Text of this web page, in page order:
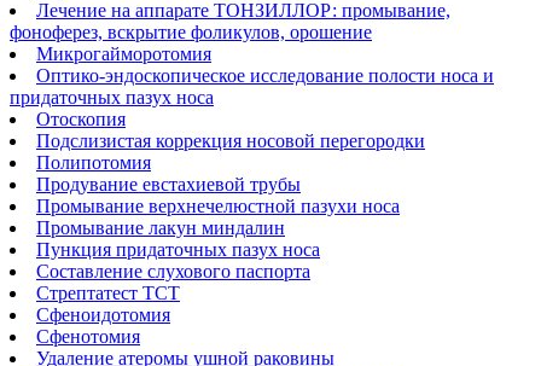
Лечение на аппарате ТОНЗИЛЛОР: промывание,
фоноферез, вскрытие фоликулов, орошение
Микрогайморотомия
Оптико-эндоскопическое исследование полости носа и
придаточных пазух носа
Отоскопия
Подслизистая коррекция носовой перегородки
Полипотомия
Продувание евстахиевой трубы
Промывание верхнечелюстной пазухи носа
Промывание лакун миндалин
Пункция придаточных пазух носа
Составление слухового паспорта
Стрептатест ТСТ
Сфеноидотомия
Сфенотомия
Удаление атеромы ушной раковины